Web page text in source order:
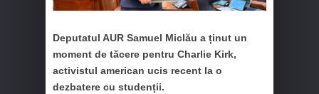
Deputatul AUR Samuel Miclău a ținut un
moment de tăcere pentru Charlie Kirk,
activistul american ucis recent la o
dezbatere cu studenții.